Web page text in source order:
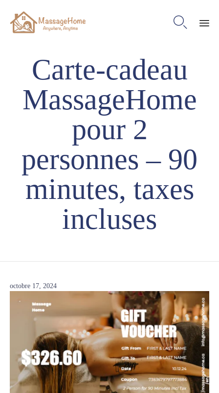

Carte-cadeau
MassageHome
pour 2
personnes – 90
minutes, taxes
incluses
octobre 17, 2024